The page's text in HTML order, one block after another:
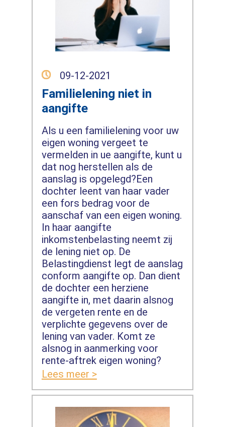
09-12-2021
Familielening niet in
aangifte
Als u een familielening voor uw
eigen woning vergeet te
vermelden in ue aangifte, kunt u
dat nog herstellen als de
aanslag is opgelegd?Een
dochter leent van haar vader
een fors bedrag voor de
aanschaf van een eigen woning.
In haar aangifte
inkomstenbelasting neemt zij
de lening niet op. De
Belastingdienst legt de aanslag
conform aangifte op. Dan dient
de dochter een herziene
aangifte in, met daarin alsnog
de vergeten rente en de
verplichte gegevens over de
lening van vader. Komt ze
alsnog in aanmerking voor
rente-aftrek eigen woning?
Lees meer >